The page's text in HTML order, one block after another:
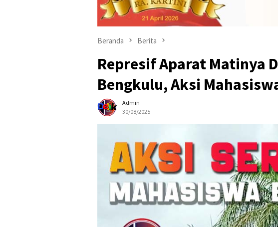
Beranda Berita
Represif Aparat Matinya
Bengkulu, Aksi
Admin
30/08/2025